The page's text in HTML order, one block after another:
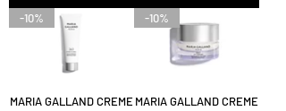
-10%
MARIA GALLAND CREME
-10%
MARIA GALLAND CREME